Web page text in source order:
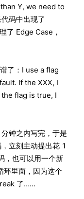
Y, we need to
码中出现了
了 Edge Case，
了：I use a flag
If the XXX, I
flag is true, I
钟之内写完，于是
立刻主动提出花 1
，也可以用一个新
环里面，因为这个
了……